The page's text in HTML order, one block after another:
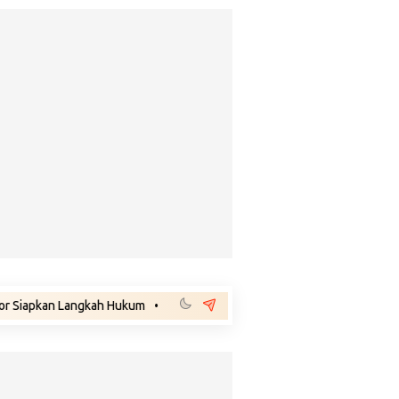
Hukum • Mengenal Benjamin Thomas Sigar, Kakek Buyut